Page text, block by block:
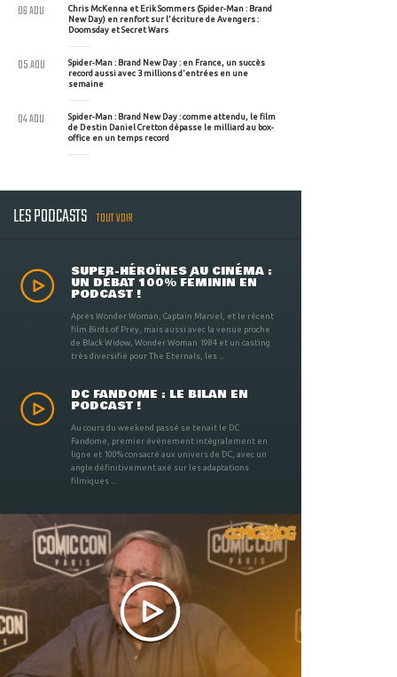
Chris McKenna et Erik Sommers (Spider-Man : Brand
New Day) en renfort sur l'écriture de Avengers :
Doomsday et Secret Wars
06 AOU
Spider-Man : Brand New Day : en France, un succès
record aussi avec 3 millions d'entrées en une
semaine
05 AOU
Spider-Man : Brand New Day : comme attendu, le film
de Destin Daniel Cretton dépasse le milliard au box-
office en un temps record
04 AOU
LES PODCASTS TOUT VOIR
SUPER-HÉROÏNES AU CINÉMA :
UN DÉBAT 100% FÉMININ EN
PODCAST !
Après Wonder Woman, Captain Marvel, et le récent
film Birds of Prey, mais aussi avec la venue proche
de Black Widow, Wonder Woman 1984 et un casting
très diversifié pour The Eternals, les ...
DC FANDOME : LE BILAN EN
PODCAST !
Au cours du weekend passé se tenait le DC
Fandome, premier évènement intégralement en
ligne et 100% consacré aux univers de DC, avec un
angle définitivement axé sur les adaptations
filmiques ...